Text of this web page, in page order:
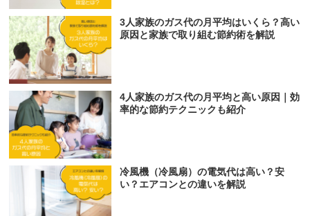
3人家族のガス代の月平均はいくら？高い
原因と家族で取り組む節約術を解説
4人家族のガス代の月平均と高い原因｜効
率的な節約テクニックも紹介
冷風機（冷風扇）の電気代は高い？安
い？エアコンとの違いを解説